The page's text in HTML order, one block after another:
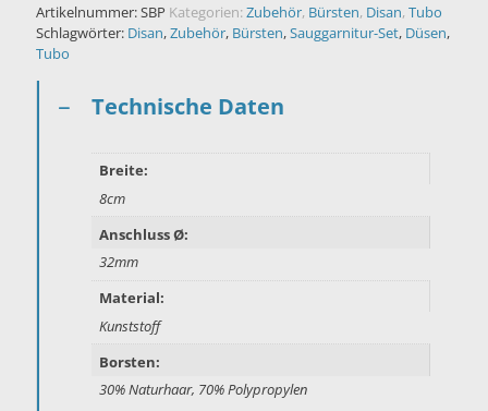
Artikelnummer:SBP Kategorien: Zubehör, Bürsten, Disan, Tubo
Schlagwörter: Disan,Zubehör, Bürsten,Sauggarnitur-Set, Düsen,
Tubo
Technische Daten
Breite:
8cm
Anschluss Ø:
32mm
Material:
Kunststoff
Borsten:
30% Naturhaar, 70% Polypropylen